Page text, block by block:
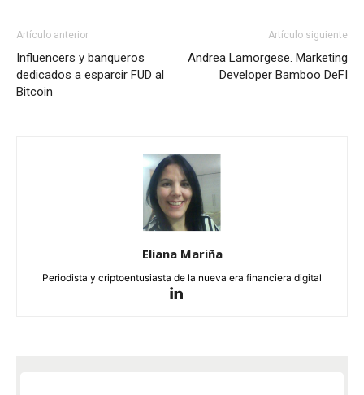
Artículo anterior
Influencers y banqueros
dedicados a esparcir FUD al
Bitcoin
Artículo siguiente
Andrea Lamorgese. Marketing
Developer Bamboo DeFI
Eliana Mariña
Periodista y criptoentusiasta de la nueva era financiera digital